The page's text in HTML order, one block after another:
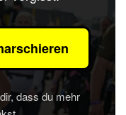
dass du mehr